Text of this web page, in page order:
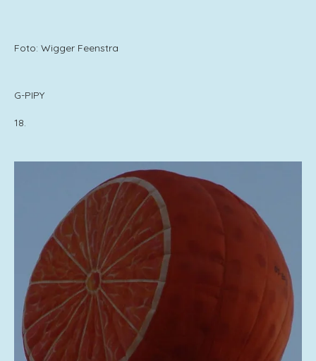
Foto: Wigger Feenstra
G-PIPY
18.